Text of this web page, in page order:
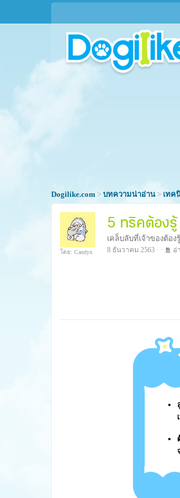
Dogilike.com > บทความน่าอ่าน > เทค
โดย: Candyx
5 ทริคต้องรู้
เคล็บลับที่เจ้าของต้อง
8 ธันวาคม 2563 · · อ่